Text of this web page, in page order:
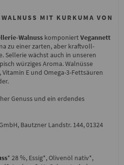
MIT KURKUMA VON
Walnuss komponiertVegannett
zu einer zarten, aber kraftvoll-
Sellerie wächst auch in unseren
würziges Aroma. Walnüsse
E und Omega-3-Fettsäuren
Genuss und ein erdendes
Bautzner Landstr. 144, 01324
* 28 %, Essig*, Olivenöl nativ*,